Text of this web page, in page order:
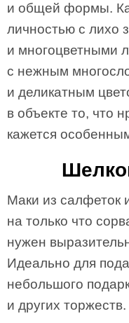
и общей формы.
личностью с лихо
и многоцветными
с нежным
и деликатным
в объекте то, что
кажется
Маки из салфеток
на только что
нужен
Идеально для
небольшого
и других торжеств.